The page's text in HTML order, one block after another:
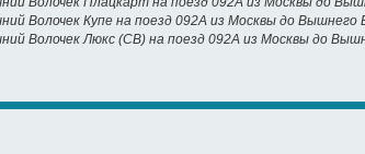
Волочек Купе на поезд 092А из Москвы до Вышнего
Волочек Люкс (СВ) на поезд 092А из Москвы до